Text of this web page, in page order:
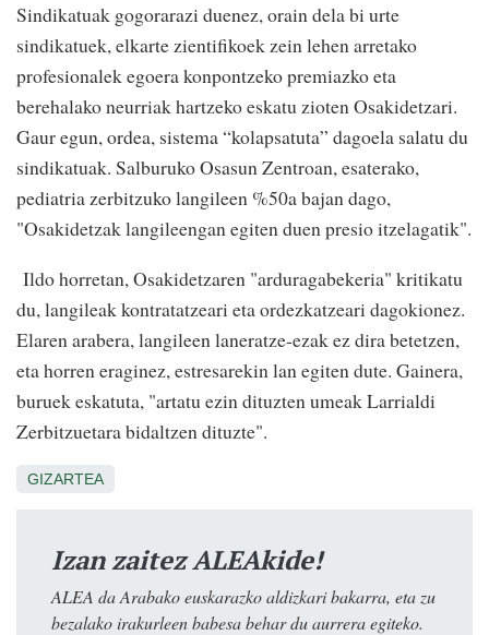
Sindikatuak gogorarazi duenez, orain dela bi urte
sindikatuek, elkarte zientifikoek zein lehen arretako
profesionalek egoera konpontzeko premiazko eta
berehalako neurriak hartzeko eskatu zioten Osakidetzari.
Gaur egun, ordea, sistema “kolapsatuta” dagoela salatu du
sindikatuak. Salburuko Osasun Zentroan, esaterako,
pediatria zerbitzuko langileen %50a bajan dago,
"Osakidetzak langileengan egiten duen presio itzelagatik".
Ildo horretan, Osakidetzaren "arduragabekeria" kritikatu
du, langileak kontratatzeari eta ordezkatzeari dagokionez.
Elaren arabera, langileen laneratze-ezak ez dira betetzen,
eta horren eraginez, estresarekin lan egiten dute. Gainera,
buruek eskatuta, "artatu ezin dituzten umeak Larrialdi
Zerbitzuetara bidaltzen dituzte".
GIZARTEA
Izan zaitez ALEAkide!
ALEA da Arabako euskarazko aldizkari bakarra, eta zu
bezalako irakurleen babesa behar du aurrera egiteko.